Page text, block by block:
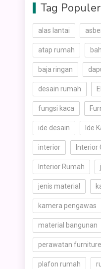
Tag Populer
alas lantai
atap rumah
baja ringan
desain rumah
fungsi kaca
ide desain Ide
interior Interior
Interior Rumah
jenis material
kamera pengawas
material bangunan
perawatan furniture
plafon rumah